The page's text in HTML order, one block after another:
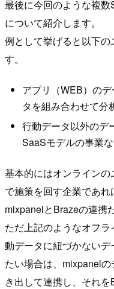
最後に今回のような複
について紹介します。
例として挙げると以下
す。
アプリ（WEB）の
タを組み合わせて分
行動データ以外のデ
SaaSモデルの事業
基本的にはオンライン
で施策を回す企業であ
mixpanelとBrazeの連携
ただ上記のようなオフ
動データに紐づかない
たい場合は、mixpanel
き出して連携し、それ